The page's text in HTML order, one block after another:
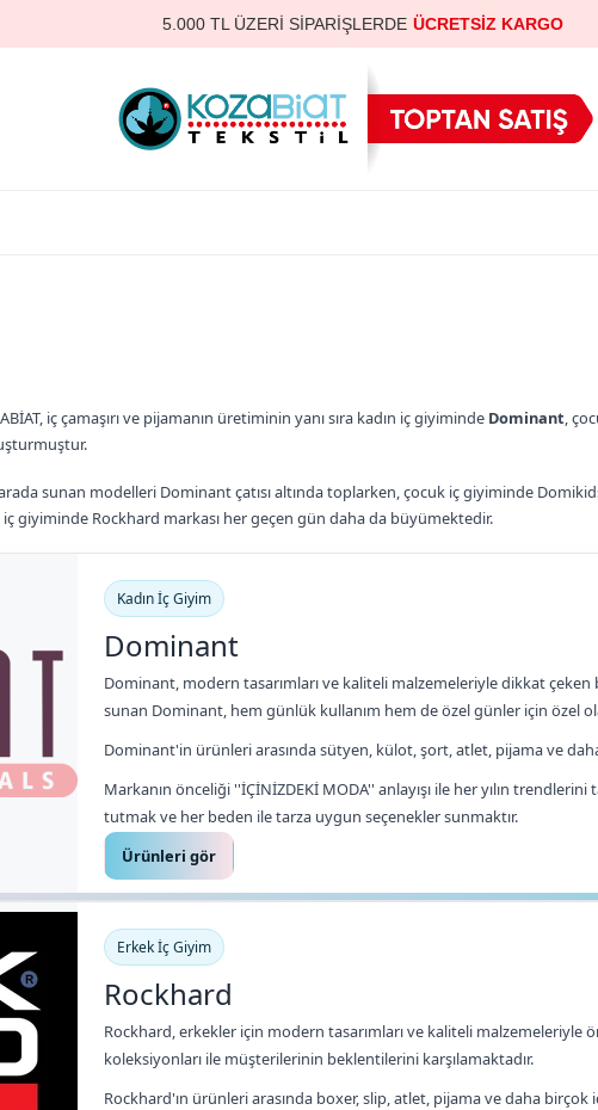
5.000 TL ÜZERİ SİPARİŞLERDE ÜCRETSİZ KARGO
YENİ BAYİLERE ÖZEL %10 İNDİRİM
iç çamaşırı ve pijamanın üretiminin yanı sıra kadın iç giyiminde Dominant,
arada sunan modelleri Dominant çatısı altında toplarken, çocuk iç giyiminde
giyiminde Rockhard markası her geçen gün daha da büyümektedir.
Kadın İç Giyim
Dominant
Dominant, modern tasarımları ve kaliteli malzemeleriyle dikkat
sunan Dominant, hem günlük kullanım hem de özel günler için özel
Dominant'in ürünleri arasında sütyen, külot, şort, atlet, pijama ve
Markanın önceliği ''İÇİNİZDEKİ MODA'' anlayışı ile her yılın
tutmak ve her beden ile tarza uygun seçenekler sunmaktır.
Ürünleri gör
Erkek İç Giyim
Rockhard
Rockhard, erkekler için modern tasarımları ve kaliteli malzemeleriyle
koleksiyonları ile müşterilerinin beklentilerini karşılamaktadır.
Rockhard'ın ürünleri arasında boxer, slip, atlet, pijama ve daha birçok